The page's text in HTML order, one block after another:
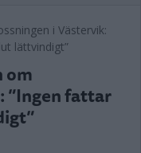
om
”Ingen fattar